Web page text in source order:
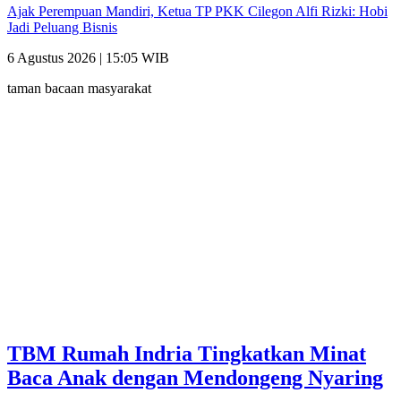
Ajak Perempuan Mandiri, Ketua TP PKK Cilegon Alfi Rizki: Hobi
Jadi Peluang Bisnis
6 Agustus 2026 | 15:05 WIB
taman bacaan masyarakat
TBM Rumah Indria Tingkatkan Minat
Baca Anak dengan Mendongeng Nyaring